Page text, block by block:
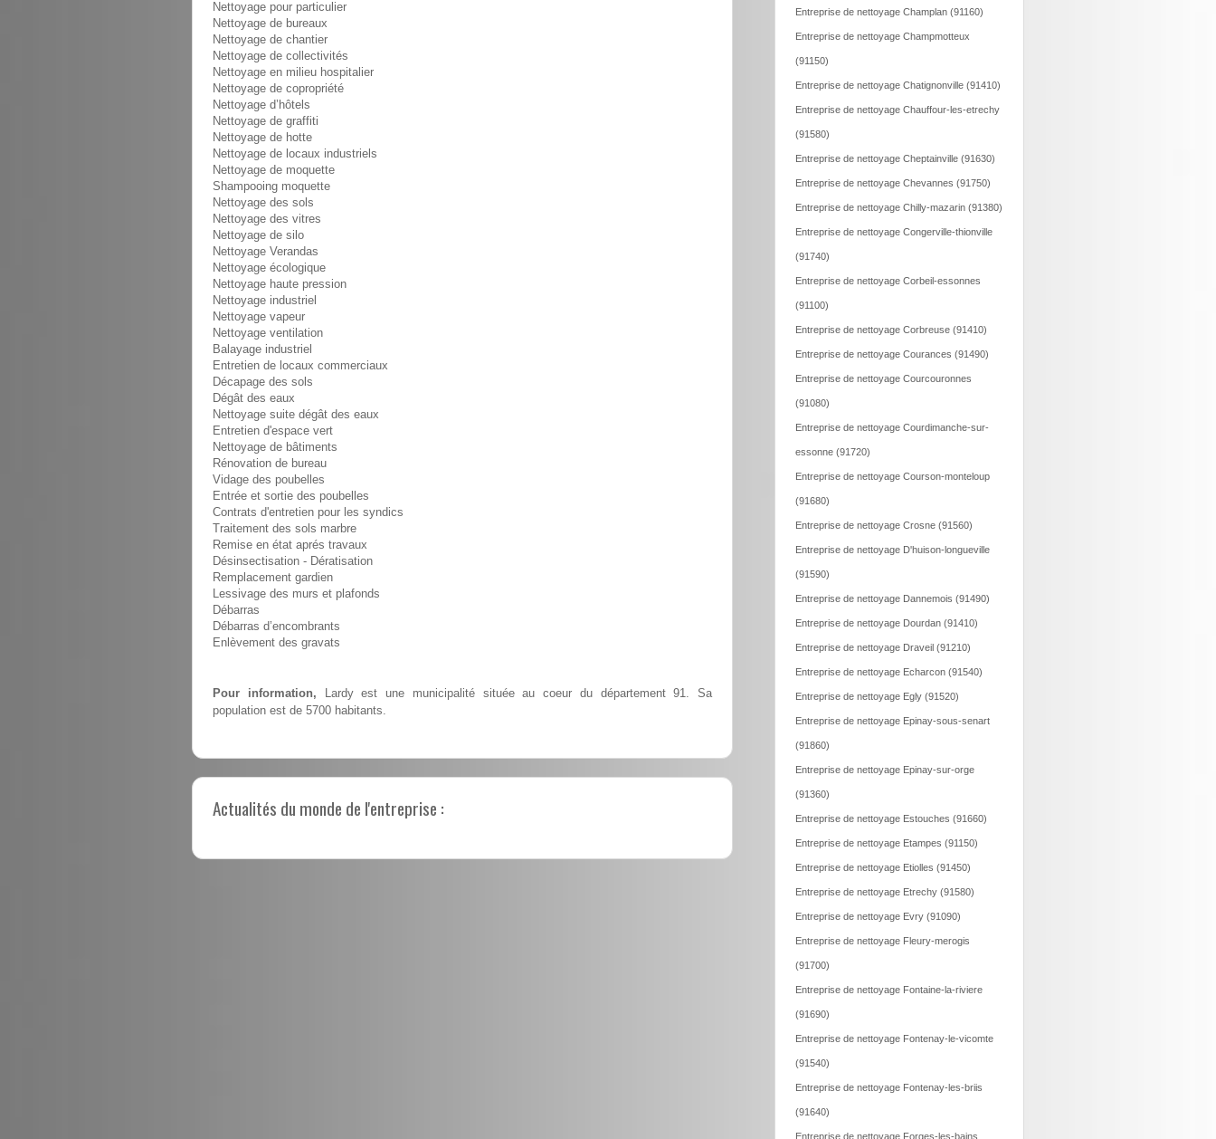
Nettoyage pour particulier
Nettoyage de bureaux
Nettoyage de chantier
Nettoyage de collectivités
Nettoyage en milieu hospitalier
Nettoyage de copropriété
Nettoyage d’hôtels
Nettoyage de graffiti
Nettoyage de hotte
Nettoyage de locaux industriels
Nettoyage de moquette
Shampooing moquette
Nettoyage des sols
Nettoyage des vitres
Nettoyage de silo
Nettoyage Verandas
Nettoyage écologique
Nettoyage haute pression
Nettoyage industriel
Nettoyage vapeur
Nettoyage ventilation
Balayage industriel
Entretien de locaux commerciaux
Décapage des sols
Dégât des eaux
Nettoyage suite dégât des eaux
Entretien d'espace vert
Nettoyage de bâtiments
Rénovation de bureau
Vidage des poubelles
Entrée et sortie des poubelles
Contrats d'entretien pour les syndics
Traitement des sols marbre
Remise en état aprés travaux
Désinsectisation - Dératisation
Remplacement gardien
Lessivage des murs et plafonds
Débarras
Débarras d’encombrants
Enlèvement des gravats
Pour information, Lardy est une municipalité située au coeur du département 91. Sa
population est de 5700 habitants.
Actualités du monde de l'entreprise :
Entreprise de nettoyage Champlan (91160)
Entreprise de nettoyage Champmotteux
(91150)
Entreprise de nettoyage Chatignonville (91410)
Entreprise de nettoyage Chauffour-les-etrechy
(91580)
Entreprise de nettoyage Cheptainville (91630)
Entreprise de nettoyage Chevannes (91750)
Entreprise de nettoyage Chilly-mazarin (91380)
Entreprise de nettoyage Congerville-thionville
(91740)
Entreprise de nettoyage Corbeil-essonnes
(91100)
Entreprise de nettoyage Corbreuse (91410)
Entreprise de nettoyage Courances (91490)
Entreprise de nettoyage Courcouronnes
(91080)
Entreprise de nettoyage Courdimanche-sur-
essonne (91720)
Entreprise de nettoyage Courson-monteloup
(91680)
Entreprise de nettoyage Crosne (91560)
Entreprise de nettoyage D'huison-longueville
(91590)
Entreprise de nettoyage Dannemois (91490)
Entreprise de nettoyage Dourdan (91410)
Entreprise de nettoyage Draveil (91210)
Entreprise de nettoyage Echarcon (91540)
Entreprise de nettoyage Egly (91520)
Entreprise de nettoyage Epinay-sous-senart
(91860)
Entreprise de nettoyage Epinay-sur-orge
(91360)
Entreprise de nettoyage Estouches (91660)
Entreprise de nettoyage Etampes (91150)
Entreprise de nettoyage Etiolles (91450)
Entreprise de nettoyage Etrechy (91580)
Entreprise de nettoyage Evry (91090)
Entreprise de nettoyage Fleury-merogis
(91700)
Entreprise de nettoyage Fontaine-la-riviere
(91690)
Entreprise de nettoyage Fontenay-le-vicomte
(91540)
Entreprise de nettoyage Fontenay-les-briis
(91640)
Entreprise de nettoyage Forges-les-bains